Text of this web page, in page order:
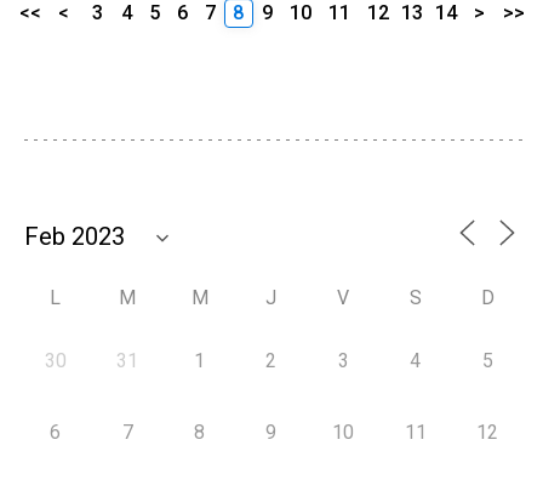
<< < 3 4 5 6 7 8 9 10 11 12 13 14 > >>
L M M J V S D
30 31 1 2 3 4 5
6 7 8 9 10 11 12